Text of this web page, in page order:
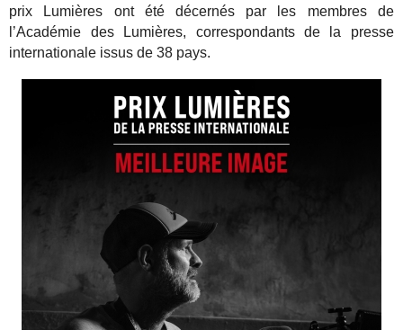
prix Lumières ont été décernés par les membres de
l’Académie des Lumières, correspondants de la presse
internationale issus de 38 pays.